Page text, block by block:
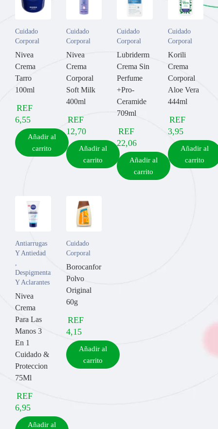
Cuidado
Corporal
Nivea
Crema
Tarro
100ml
REF
6,55
Añadir al
carrito
Cuidado
Corporal
Nivea
Crema
Corporal
Soft Milk
400ml
REF
12,70
Añadir al
carrito
Cuidado
Corporal
Lubriderm
Crema Sin
Perfume
+Pro-
Ceramide
709ml
REF
22,06
Añadir al
carrito
Cuidado
Corporal
Korili
Crema
Corporal
Aloe Vera
444ml
REF
3,95
Añadir al
carrito
Antiarrugas
Y Antiedad
,
Despigmentantes/Antioxidantes
Y Aclarantes
Nivea
Crema
Para Las
Manos 3
En 1
Cuidado &
Proteccion
75Ml
REF
6,95
Añadir al
Cuidado
Corporal
Borocanfor
Polvo
Original
60g
REF
4,15
Añadir al
carrito